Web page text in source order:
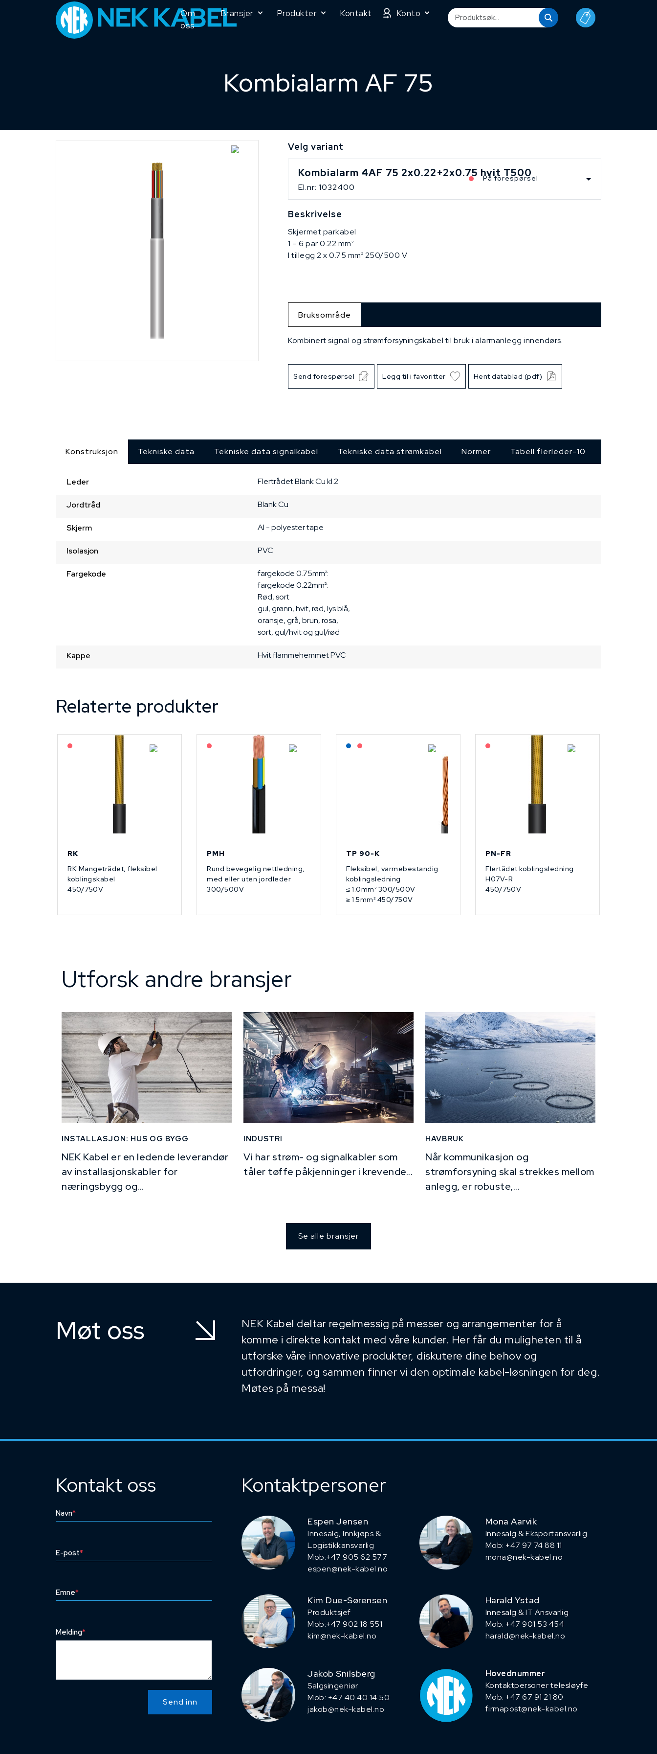
Om
oss
Bransjer Produkter Kontakt Konto
Kombialarm AF 75
Velg variant
Kombialarm 4AF 75 2x0.22+2x0.75 hvit T500
El.nr: 1032400
På forespørsel
Beskrivelse
Skjermet parkabel
1 – 6 par 0.22 mm²
I tillegg 2 x 0.75 mm² 250/500 V
Bruksområde
Kombinert signal og strømforsyningskabel til bruk i alarmanlegg innendørs.
Send forespørsel Legg til i favoritter Hent datablad (pdf)
Konstruksjon Tekniske data Tekniske data signalkabel Tekniske data strømkabel Normer Tabell flerleder-10
Leder FlertrådetBlank Cu kl.2
Jordtråd Blank Cu
Skjerm Al - polyester tape
Isolasjon PVC
Fargekode
fargekode 0.75mm²:
fargekode 0.22mm²:
Rød, sort
gul, grønn, hvit, rød, lys blå,
oransje, grå, brun, rosa,
sort, gul/hvit og gul/rød
Kappe Hvitflammehemmet PVC
Relaterte produkter
På forespørsel
RK
RK Mangetrådet, fleksibel
koblingskabel
450/750V
På forespørsel
PMH
Rund bevegelig nettledning,
med eller uten jordleder
300/500V
Lagerført: NEK Kabel
TP 90-K
Fleksibel, varmebestandig
koblingsledning
≤ 1.0mm² 300/500V
≥ 1.5mm² 450/750V
På forespørsel
PN-FR
Flertådet koblingsledning
H07V-R
450/750V
Utforsk andre bransjer
INSTALLASJON: HUS OG BYGG
NEK Kabel er en ledende leverandør
av installasjonskabler for
næringsbygg og...
INDUSTRI
Vi har strøm- og signalkabler som
tåler tøffe påkjenninger i krevende...
HAVBRUK
Når kommunikasjon og
strømforsyning skal strekkes mellom
anlegg, er robuste,...
Se alle bransjer
Møt oss
NEK Kabel deltar regelmessig på messer og arrangementer for å
komme i direkte kontakt med våre kunder. Her får du muligheten til å
utforske våre innovative produkter, diskutere dine behov og
utfordringer, og sammen finner vi den optimale kabel-løsningen for deg.
Møtes på messa!
Kontakt oss
Navn*
E-post*
Emne*
Melding*
Send inn
Kontaktpersoner
Espen Jensen
Innesalg, ​Innkjøps &
Logistikkansvarlig
Mob:+47 905 62 577
espen@nek-kabel.no
Mona Aarvik
Innesalg & Eksportansvarlig
Mob: +47 97 74 88 11
mona@nek-kabel.no
Kim Due-Sørensen
Produktsjef
​Mob:+47 902 18 551
kim@nek-kabel.no
Harald Ystad
Innesalg & IT Ansvarlig
Mob: +47 901 53 454
harald@nek-kabel.no
Jakob Snilsberg
​Salgsingeniør
Mob: +47 40 40 14 50
jakob@nek-kabel.no
Hovednummer
Kontaktpersoner telesløyfe
Mob: +47 67 91 21 80
firmapost@nek-kabel.no